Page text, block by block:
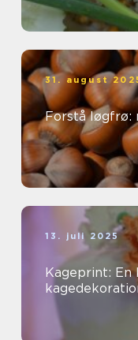
31. august
Forstå løgfrø:
13. juli 2025
Kageprint: